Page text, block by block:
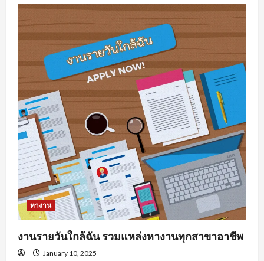
หางาน
งานรายวันใกล้ฉัน รวมแหล่งหางานทุกสาขาอาชีพ
January 10, 2025